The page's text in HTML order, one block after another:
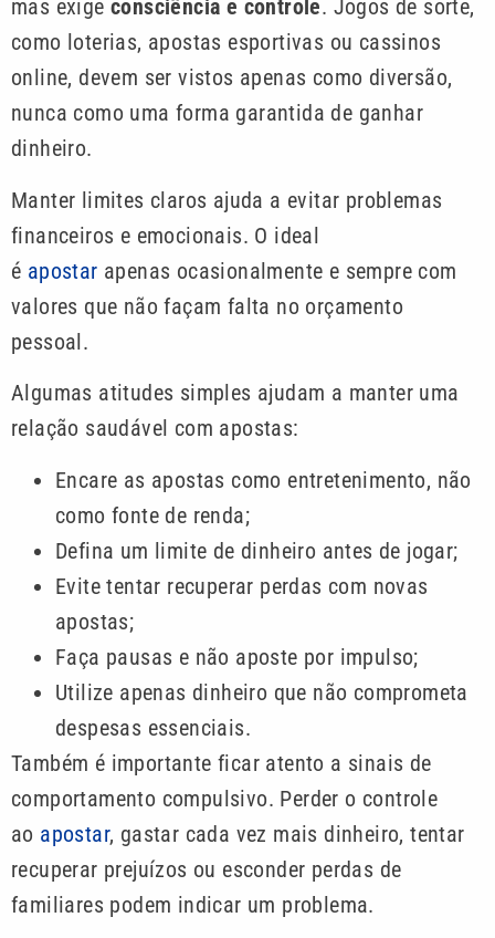
mas exigeconsciência e controle. Jogos de sorte,
como loterias, apostas esportivas ou cassinos
online, devem ser vistos apenas como diversão,
nunca como uma forma garantida de ganhar
dinheiro.
Manter limites claros ajuda a evitar problemas
financeiros e emocionais. O ideal
é apostar apenas ocasionalmente e sempre com
valores que não façam falta no orçamento
pessoal.
Algumas atitudes simples ajudam a manter uma
relação saudável com apostas:
Encare as apostas como entretenimento, não
como fonte de renda;
Defina um limite de dinheiro antes de jogar;
Evite tentar recuperar perdas com novas
apostas;
Faça pausas e não aposte por impulso;
Utilize apenas dinheiro que não comprometa
despesas essenciais.
Também é importante ficar atento a sinais de
comportamento compulsivo. Perder o controle
ao apostar, gastar cada vez mais dinheiro, tentar
recuperar prejuízos ou esconder perdas de
familiares podem indicar um problema.